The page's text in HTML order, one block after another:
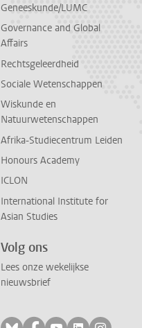
Geneeskunde/LUMC
Governance and Global
Affairs
Rechtsgeleerdheid
Sociale Wetenschappen
Wiskunde en
Natuurwetenschappen
Afrika-Studiecentrum Leiden
Honours Academy
ICLON
International Institute for
Asian Studies
Volg ons
Lees onze wekelijkse
nieuwsbrief